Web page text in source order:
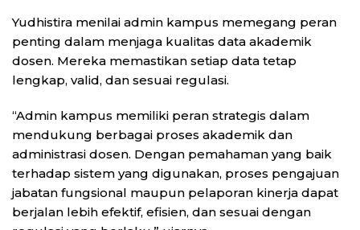
Yudhistira menilai admin kampus memegang peran
penting dalam menjaga kualitas data akademik
dosen. Mereka memastikan setiap data tetap
lengkap, valid, dan sesuai regulasi.
“Admin kampus memiliki peran strategis dalam
mendukung berbagai proses akademik dan
administrasi dosen. Dengan pemahaman yang baik
terhadap sistem yang digunakan, proses pengajuan
jabatan fungsional maupun pelaporan kinerja dapat
berjalan lebih efektif, efisien, dan sesuai dengan